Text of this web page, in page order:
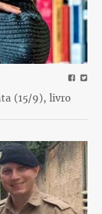
(15/9), livro